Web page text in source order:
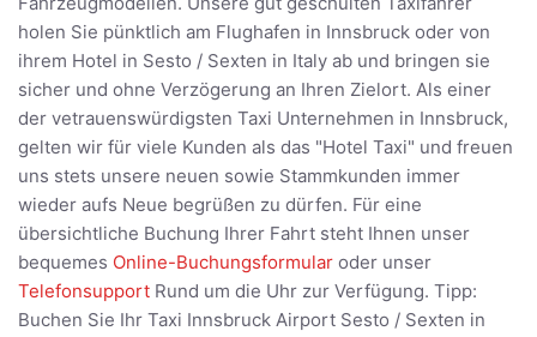
holen Sie pünktlich am Flughafen in Innsbruck oder von
ihrem Hotel in Sesto / Sexten in Italy ab und bringen sie
sicher und ohne Verzögerung an Ihren Zielort. Als einer
der vetrauenswürdigsten Taxi Unternehmen in Innsbruck,
gelten wir für viele Kunden als das "Hotel Taxi" und freuen
uns stets unsere neuen sowie Stammkunden immer
wieder aufs Neue begrüßen zu dürfen. Für eine
übersichtliche Buchung Ihrer Fahrt steht Ihnen unser
bequemes Online-Buchungsformular oder unser
Telefonsupport Rund um die Uhr zur Verfügung. Tipp:
Buchen Sie Ihr Taxi Innsbruck Airport Sesto / Sexten in